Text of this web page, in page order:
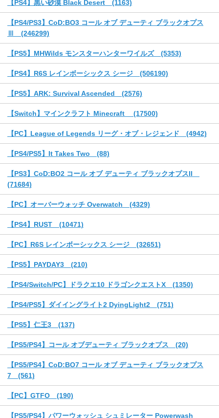
【PS4】黒い砂漠 Black Desert (1163)
【PS4/PS3】CoD:BO3 コール オブ デューティ ブラックオプス
Ⅲ (246299)
【PS5】MHWilds モンスターハンターワイルズ (5353)
【PS4】R6S レインボーシックス シージ (506190)
【PS5】ARK: Survival Ascended (2576)
【Switch】マインクラフト Minecraft (17500)
【PC】League of Legends リーグ・オブ・レジェンド (4942)
【PS4/PS5】It Takes Two (88)
【PS3】CoD:BO2 コール オブ デューティ ブラックオプスII
(71684)
【PC】オーバーウォッチ Overwatch (4329)
【PS4】RUST (10471)
【PC】R6S レインボーシックス シージ (32651)
【PS5】PAYDAY3 (210)
【PS4/Switch/PC】ドラクエ10 ドラゴンクエストX (1350)
【PS4/PS5】ダイイングライト2 DyingLight2 (751)
【PS5】仁王3 (137)
【PS5/PS4】コール オブデューティ ブラックオプス (20)
【PS5/PS4】CoD:BO7 コール オブ デューティ ブラックオプス
7 (561)
【PC】GTFO (190)
【PS5/PS4】パワーウォッシュ シュミレーター Powerwash